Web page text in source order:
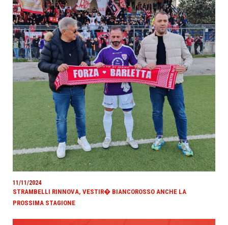
11/11/2024
STRAMBELLI RINNOVA, VESTIR� BIANCOROSSO ANCHE LA
PROSSIMA STAGIONE